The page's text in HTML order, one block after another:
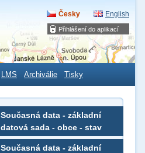
Přihlášení do aplikací
Česky English
LMS Archiválie Tisky
Současná data - základní
datová sada - obce - stav
Současná data - základní